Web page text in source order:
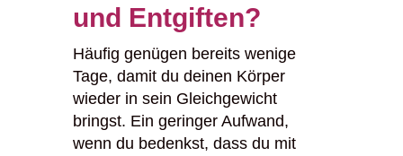
und Entgiften?
Häufig genügen bereits wenige
Tage, damit du deinen Körper
wieder in sein Gleichgewicht
bringst. Ein geringer Aufwand,
wenn du bedenkst, dass du mit